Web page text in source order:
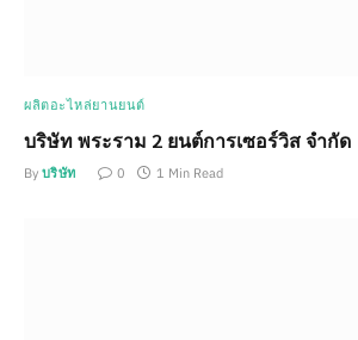
ผลิตอะไหล่ยานยนต์
บริษัท พระราม 2 ยนต์การเซอร์วิส จำกัด
By บริษัท 0 1 Min Read